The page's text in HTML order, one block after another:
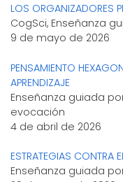
LOS ORGANIZADORES
CogSci, Enseñanza
9 de mayo de 2026
PENSAMIENTO
APRENDIZAJE
Enseñanza guiada
evocación
4 de abril de 2026
ESTRATEGIAS CONTRA
Enseñanza guiada